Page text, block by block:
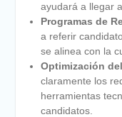
ayudará a llegar
Programas de
a referir
se alinea con la
Optimización
claramente los
herramientas
candidatos.